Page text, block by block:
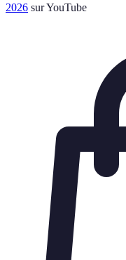
2026 sur YouTube